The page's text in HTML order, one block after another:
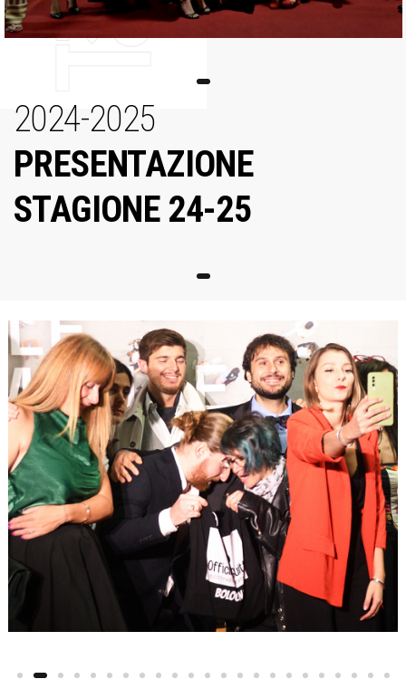
2024-2025
PRESENTAZIONE
STAGIONE 24-25